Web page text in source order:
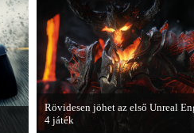
csődeljárás alá, aki nem más, mint
THQ.
Rövidesen jöhet az első Unreal
4 játék